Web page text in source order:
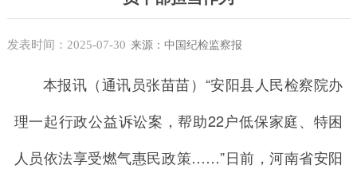
发表时间：2025-07-30 来源：中国纪检监察报
本报讯（通讯员张苗苗）“安阳县人民检察院办
理一起行政公益诉讼案，帮助22户低保家庭、特困
人员依法享受燃气惠民政策……”日前，河南省安阳